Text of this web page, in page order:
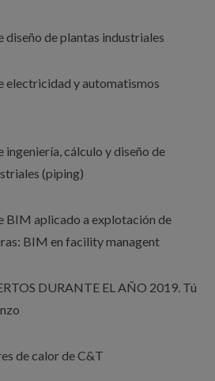
diseño de plantas industriales
electricidad y automatismos
ingeniería, cálculo y diseño de
(piping)
BIM aplicado a explotación de
BIM en facility managent
DURANTE EL AÑO 2019. Tú
de calor de C&T